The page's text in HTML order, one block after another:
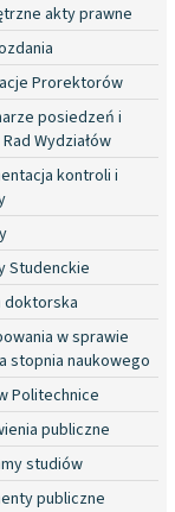
akty prawne
Prorektorów
posiedzeń i
Wydziałów
kontroli i
Studenckie
doktorska
w sprawie
stopnia naukowego
Politechnice
publiczne
studiów
publiczne